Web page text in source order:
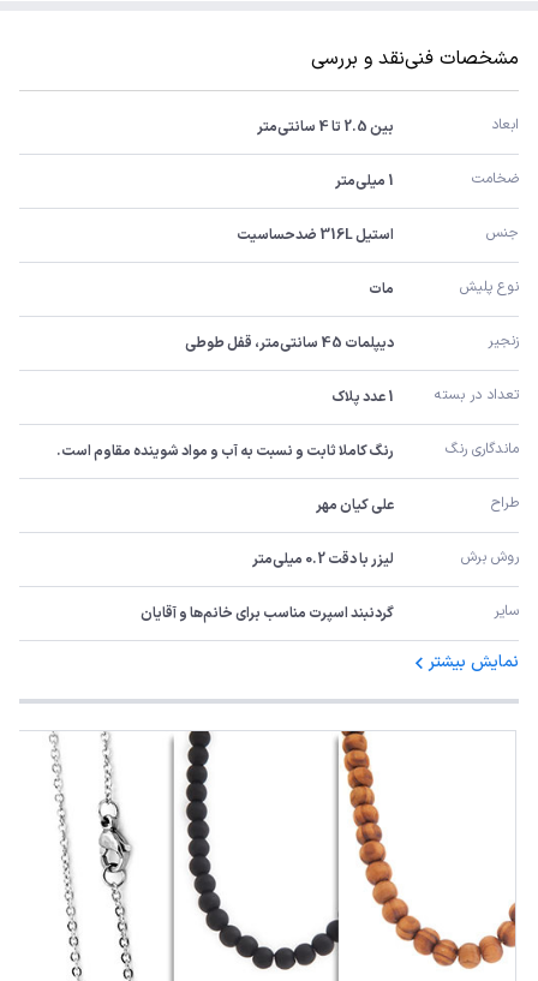
مشخصات فنینقد و بررسی
ابعاد بین 2.5 تا 4 سانتی‌متر
ضخامت 1 میلی‌متر
جنس استیل 316L ضدحساسیت
نوع پلیش مات
زنجیر دیپلمات 45 سانتی‌متر، قفل طوطی
تعداد در بسته 1 عدد پلاک
ماندگاری رنگ رنگ کاملا ثابت و نسبت به آب و مواد شوینده مقاوم است.
طراح علی کیان مهر
روش برش لیزر با دقت 0.2 میلی‌متر
سایر گردنبند اسپرت مناسب برای خانم‌ها و آقایان
نمایش بیشتر